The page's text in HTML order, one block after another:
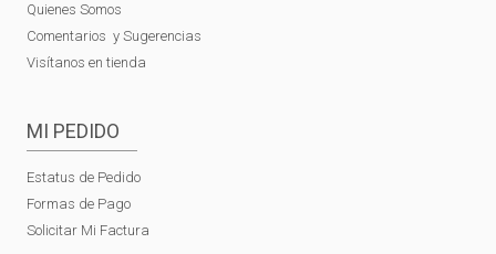
Quienes Somos
Comentarios y Sugerencias
Visítanos en tienda
MI PEDIDO
Estatus de Pedido
Formas de Pago
Solicitar Mi Factura